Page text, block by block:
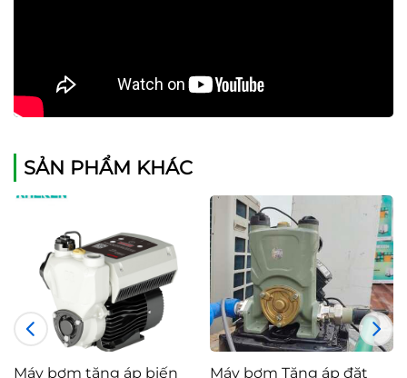
SẢN PHẨM KHÁC
bơm tăng áp biến Máy bơm Tăng áp đặt